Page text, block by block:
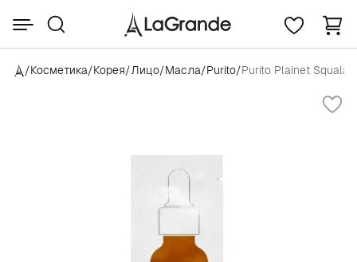
/Косметика/Корея/Лицо/Масла/Purito/Purito Plainet